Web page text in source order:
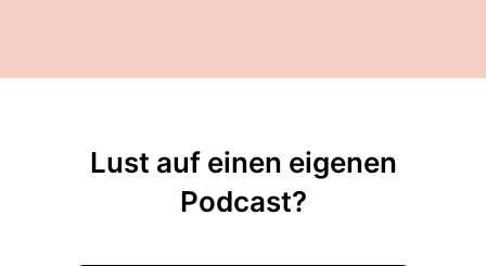
Lust auf einen eigenen
Podcast?